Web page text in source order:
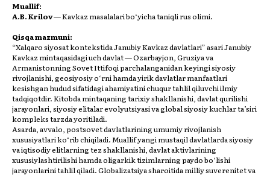
Muallif:
A.B. Krilov— Kavkaz masalalari bo‘yicha taniqli rus olimi.
Qisqa mazmuni:
“Xalqaro siyosat kontekstida Janubiy Kavkaz davlatlari” asari Janubiy
Kavkaz mintaqasidagi uch davlat — Ozarbayjon, Gruziya va
Armanistonning Sovet Ittifoqi parchalanganidan keyingi siyosiy
rivojlanishi, geosiyosiy o‘rni hamda yirik davlatlar manfaatlari
kesishgan hudud sifatidagi ahamiyatini chuqur tahlil qiluvchi ilmiy
tadqiqotdir. Kitobda mintaqaning tarixiy shakllanishi, davlat qurilishi
jarayonlari, siyosiy elitalar evolyutsiyasi va global siyosiy kuchlar ta’siri
kompleks tarzda yoritiladi.
Asarda, avvalo, postsovet davlatlarining umumiy rivojlanish
xususiyatlari ko‘rib chiqiladi. Muallif yangi mustaqil davlatlarda siyosiy
va iqtisodiy elitlarning tez shakllanishi, davlat aktivlarining
xususiylashtirilishi hamda oligarkik tizimlarning paydo bo‘lishi
jarayonlarini tahlil qiladi. Globalizatsiya sharoitida milliy suverenitet va